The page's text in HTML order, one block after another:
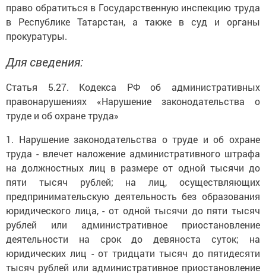
право обратиться в Государственную инспекцию труда
в Республике Татарстан, а также в суд и органы
прокуратуры.
Для сведения:
Статья 5.27. Кодекса РФ об административных
правонарушениях «Нарушение законодательства о
труде и об охране труда»
1. Нарушение законодательства о труде и об охране
труда - влечет наложение административного штрафа
на должностных лиц в размере от одной тысячи до
пяти тысяч рублей; на лиц, осуществляющих
предпринимательскую деятельность без образования
юридического лица, - от одной тысячи до пяти тысяч
рублей или административное приостановление
деятельности на срок до девяноста суток; на
юридических лиц - от тридцати тысяч до пятидесяти
тысяч рублей или административное приостановление